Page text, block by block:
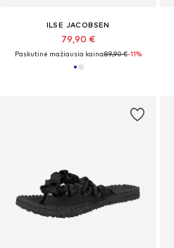
ILSE JACOBSEN
79,90 €
Paskutinė mažiausia kaina:89,90 €-11%